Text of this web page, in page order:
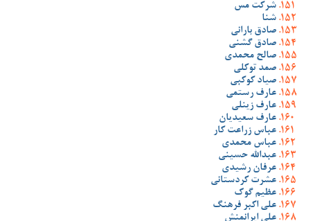
شرکت مس
شنا
صادق بارانی
صادق گشنی
صالح محمدی
صمد توکلی
صیاد کوکبی
عارف رستمی
عارف زینلی
عارف سعیدیان
عباس زراعت کار
عباس محمدی
عبدالله حسینی
عرفان رشیدی
عشرت کردستانی
عظیم گوک
علی اکبر فرهنگ
علی ایرانمنش